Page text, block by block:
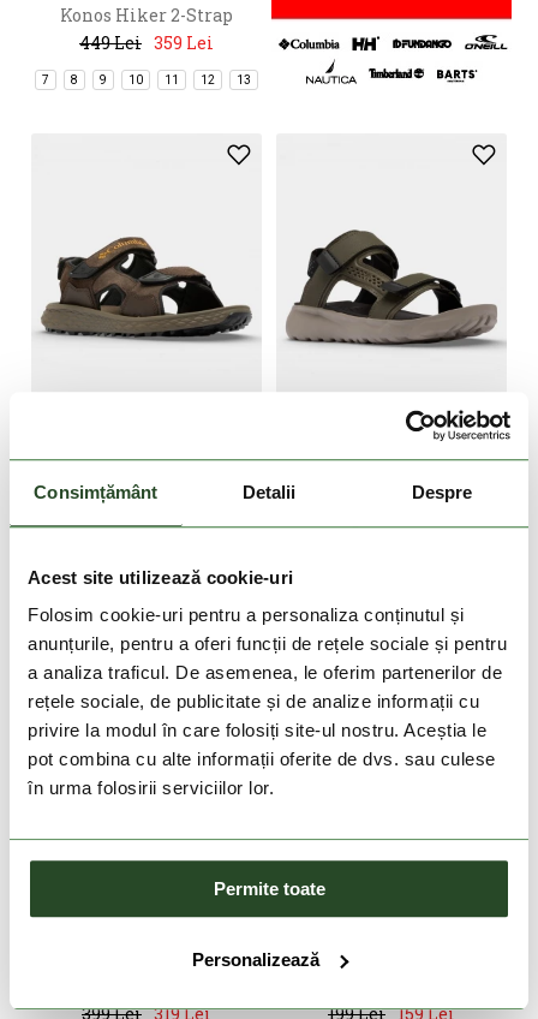
Consimțământ Detalii Despre
Acest site utilizează cookie-uri
Folosim cookie-uri pentru a personaliza conținutul și
anunțurile, pentru a oferi funcții de rețele sociale și pentru
a analiza traficul. De asemenea, le oferim partenerilor de
rețele sociale, de publicitate și de analize informații cu
privire la modul în care folosiți site-ul nostru. Aceștia le
pot combina cu alte informații oferite de dvs. sau culese
în urma folosirii serviciilor lor.
Permite toate
Personalizează
Konos Hiker 2-Strap
449 Lei 359 Lei
7 8 9 10 11 12 13
Konos Hiker 3-Strap
499 Lei 399 Lei
Peakfreak Roam Sandal
399 Lei 319 Lei
-20%
COLUMBIA
399 Lei 319 Lei
COLUMBIA
Sleeve Crew
199 Lei 159 Lei